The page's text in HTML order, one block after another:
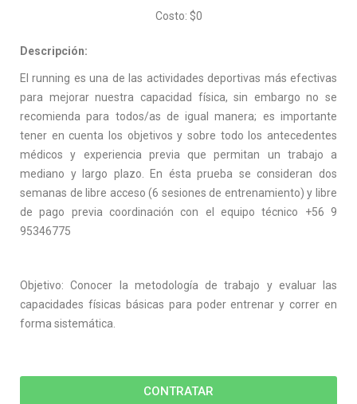
Costo: $0
Descripción:
El running es una de las actividades deportivas más efectivas
para mejorar nuestra capacidad física, sin embargo no se
recomienda para todos/as de igual manera; es importante
tener en cuenta los objetivos y sobre todo los antecedentes
médicos y experiencia previa que permitan un trabajo a
mediano y largo plazo. En ésta prueba se consideran dos
semanas de libre acceso (6 sesiones de entrenamiento) y libre
de pago previa coordinación con el equipo técnico +56 9
95346775
Objetivo: Conocer la metodología de trabajo y evaluar las
capacidades físicas básicas para poder entrenar y correr en
forma sistemática.
CONTRATAR